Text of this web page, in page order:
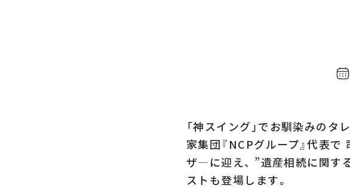
「神スイング」でお馴染みのタ
家集団『NCPグループ』代表
ザ―に迎え、 ”遺産相続に関す
ストも登場します。